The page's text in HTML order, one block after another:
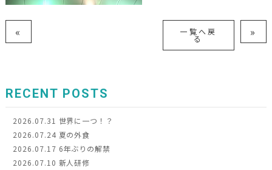
« 一覧へ戻
る »
RECENT POSTS
2026.07.31 世界に一つ！？
2026.07.24 夏の外食
2026.07.17 6年ぶりの解禁
2026.07.10 新人研修